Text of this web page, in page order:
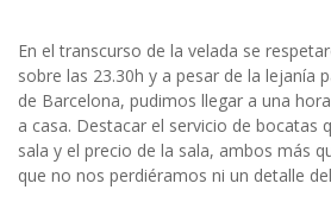
En el transcurso de la velada se
sobre las 23.30h y a pesar de la lejanía
de Barcelona, pudimos llegar a una
a casa. Destacar el servicio de bocatas
sala y el precio de la sala, ambos más
que no nos perdiéramos ni un detalle